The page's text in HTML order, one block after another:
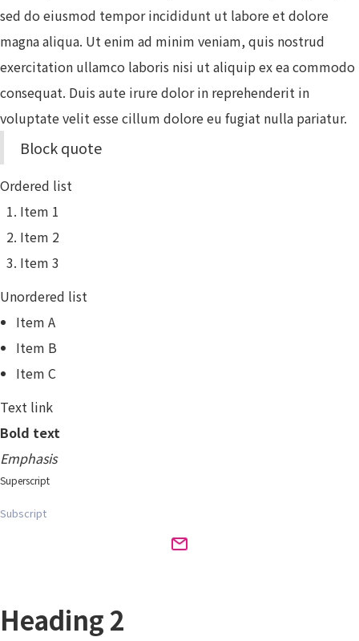
sed do eiusmod tempor incididunt ut labore et dolore
magna aliqua. Ut enim ad minim veniam, quis nostrud
exercitation ullamco laboris nisi ut aliquip ex ea commodo
consequat. Duis aute irure dolor in reprehenderit in
voluptate velit esse cillum dolore eu fugiat nulla pariatur.
Block quote
Ordered list
Item 1
Item 2
Item 3
Unordered list
Item A
Item B
Item C
Text link
Bold text
Emphasis
Superscript
Subscript
Heading 2